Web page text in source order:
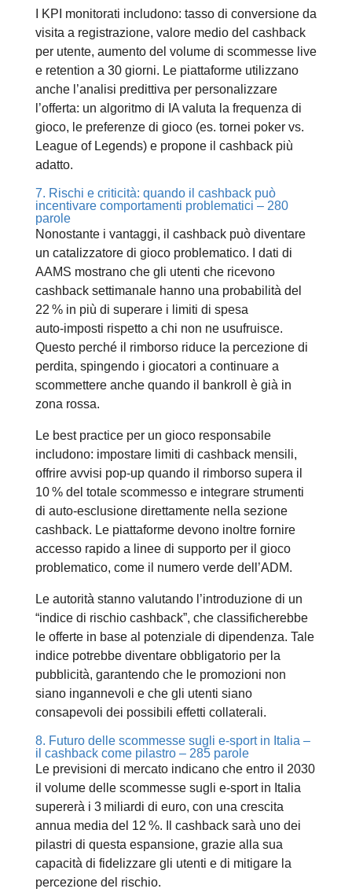
I KPI monitorati includono: tasso di conversione da
visita a registrazione, valore medio del cashback
per utente, aumento del volume di scommesse live
e retention a 30 giorni. Le piattaforme utilizzano
anche l’analisi predittiva per personalizzare
l’offerta: un algoritmo di IA valuta la frequenza di
gioco, le preferenze di gioco (es. tornei poker vs.
League of Legends) e propone il cashback più
adatto.
7. Rischi e criticità: quando il cashback può
incentivare comportamenti problematici – 280
parole
Nonostante i vantaggi, il cashback può diventare
un catalizzatore di gioco problematico. I dati di
AAMS mostrano che gli utenti che ricevono
cashback settimanale hanno una probabilità del
22 % in più di superare i limiti di spesa
auto‑imposti rispetto a chi non ne usufruisce.
Questo perché il rimborso riduce la percezione di
perdita, spingendo i giocatori a continuare a
scommettere anche quando il bankroll è già in
zona rossa.
Le best practice per un gioco responsabile
includono: impostare limiti di cashback mensili,
offrire avvisi pop‑up quando il rimborso supera il
10 % del totale scommesso e integrare strumenti
di auto‑esclusione direttamente nella sezione
cashback. Le piattaforme devono inoltre fornire
accesso rapido a linee di supporto per il gioco
problematico, come il numero verde dell’ADM.
Le autorità stanno valutando l’introduzione di un
“indice di rischio cashback”, che classificherebbe
le offerte in base al potenziale di dipendenza. Tale
indice potrebbe diventare obbligatorio per la
pubblicità, garantendo che le promozioni non
siano ingannevoli e che gli utenti siano
consapevoli dei possibili effetti collaterali.
8. Futuro delle scommesse sugli e‑sport in Italia –
il cashback come pilastro – 285 parole
Le previsioni di mercato indicano che entro il 2030
il volume delle scommesse sugli e‑sport in Italia
supererà i 3 miliardi di euro, con una crescita
annua media del 12 %. Il cashback sarà uno dei
pilastri di questa espansione, grazie alla sua
capacità di fidelizzare gli utenti e di mitigare la
percezione del rischio.